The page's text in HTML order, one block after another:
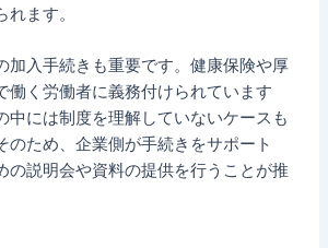
ます。
加入手続きも重要です。健康保険や厚
働く労働者に義務付けられています
中には制度を理解していないケースも
のため、企業側が手続きをサポート
の説明会や資料の提供を行うことが推